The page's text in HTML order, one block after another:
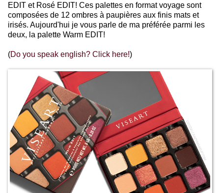
EDIT et Rosé EDIT! Ces palettes en format voyage sont
composées de 12 ombres à paupières aux finis mats et
irisés. Aujourd'hui je vous parle de ma préférée parmi les
deux, la palette Warm EDIT!
(Do you speak english? Click here!)